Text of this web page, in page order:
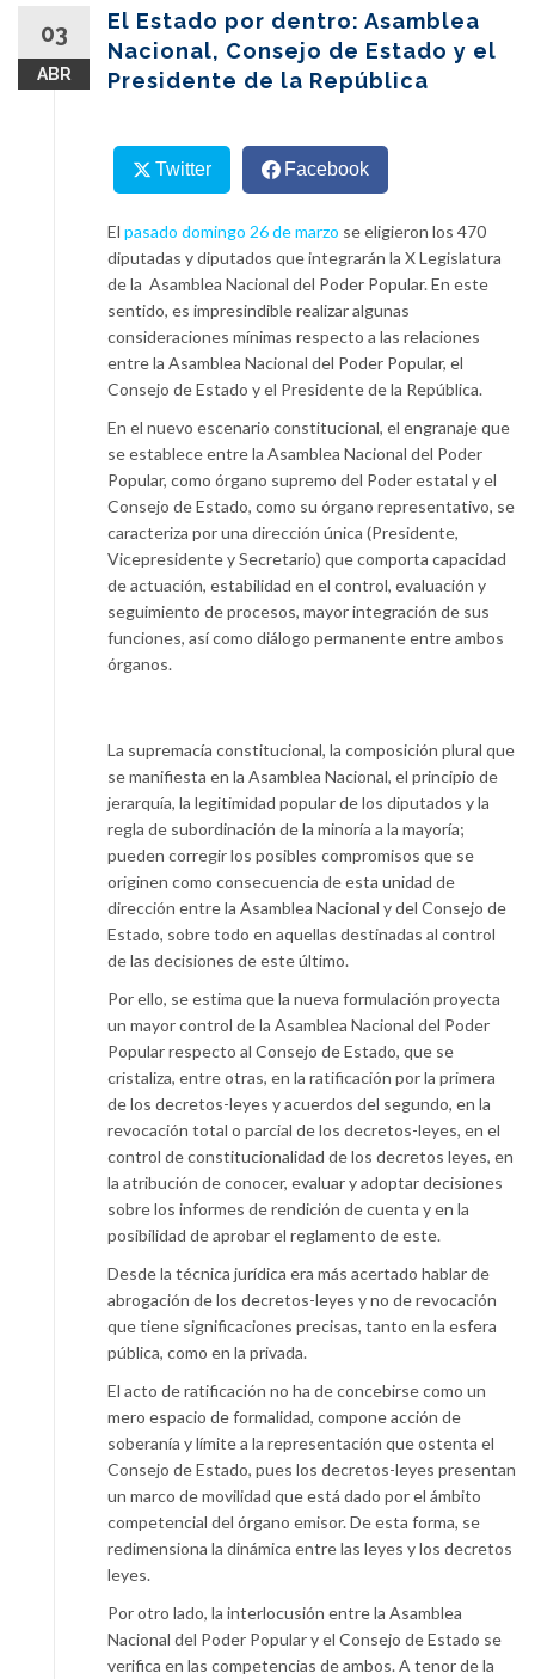
03
ABR
El Estado por dentro: Asamblea
Nacional, Consejo de Estado y el
Presidente de la República
Twitter Facebook
El pasado domingo 26 de marzo se eligieron los 470
diputadas y diputados que integrarán la X Legislatura
de la Asamblea Nacional del Poder Popular. En este
sentido, es impresindible realizar algunas
consideraciones mínimas respecto a las relaciones
entre la Asamblea Nacional del Poder Popular, el
Consejo de Estado y el Presidente de la República.
En el nuevo escenario constitucional, el engranaje que
se establece entre la Asamblea Nacional del Poder
Popular, como órgano supremo del Poder estatal y el
Consejo de Estado, como su órgano representativo, se
caracteriza por una dirección única (Presidente,
Vicepresidente y Secretario) que comporta capacidad
de actuación, estabilidad en el control, evaluación y
seguimiento de procesos, mayor integración de sus
funciones, así como diálogo permanente entre ambos
órganos.
La supremacía constitucional, la composición plural que
se manifiesta en la Asamblea Nacional, el principio de
jerarquía, la legitimidad popular de los diputados y la
regla de subordinación de la minoría a la mayoría;
pueden corregir los posibles compromisos que se
originen como consecuencia de esta unidad de
dirección entre la Asamblea Nacional y del Consejo de
Estado, sobre todo en aquellas destinadas al control
de las decisiones de este último.
Por ello, se estima que la nueva formulación proyecta
un mayor control de la Asamblea Nacional del Poder
Popular respecto al Consejo de Estado, que se
cristaliza, entre otras, en la ratificación por la primera
de los decretos-leyes y acuerdos del segundo, en la
revocación total o parcial de los decretos-leyes, en el
control de constitucionalidad de los decretos leyes, en
la atribución de conocer, evaluar y adoptar decisiones
sobre los informes de rendición de cuenta y en la
posibilidad de aprobar el reglamento de este.
Desde la técnica jurídica era más acertado hablar de
abrogación de los decretos-leyes y no de revocación
que tiene significaciones precisas, tanto en la esfera
pública, como en la privada.
El acto de ratificación no ha de concebirse como un
mero espacio de formalidad, compone acción de
soberanía y límite a la representación que ostenta el
Consejo de Estado, pues los decretos-leyes presentan
un marco de movilidad que está dado por el ámbito
competencial del órgano emisor. De esta forma, se
redimensiona la dinámica entre las leyes y los decretos
leyes.
Por otro lado, la interlocusión entre la Asamblea
Nacional del Poder Popular y el Consejo de Estado se
verifica en las competencias de ambos. A tenor de la